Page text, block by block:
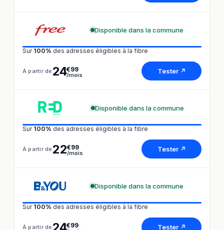
Disponible dans la commune
Sur 100% des adresses éligibles à la fibre
À partir de 24€99
/mois Tester ↗
Disponible dans la commune
Sur 100% des adresses éligibles à la fibre
À partir de 22€99
/mois Tester ↗
Disponible dans la commune
Sur 100% des adresses éligibles à la fibre
À partir de 24€99 Tester ↗